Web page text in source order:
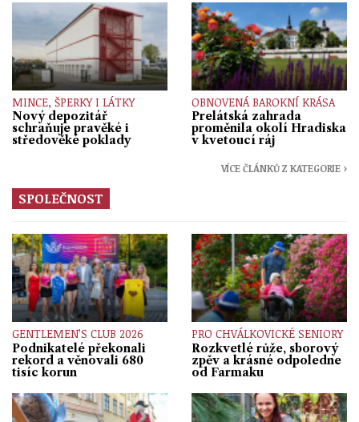
MINCE, ŠPERKY I LÁTKY
Nový depozitář
schraňuje pravěké i
středověké poklady
OBNOVENÁ BAROKNÍ KRÁSA
Prelátská zahrada
proměnila okolí Hradiska
v kvetoucí ráj
VÍCE ČLÁNKŮ Z KATEGORIE ›
SPOLEČNOST
GENTLEMEN’S CLUB 2026
Podnikatelé překonali
rekord a věnovali 680
tisíc korun
PRO CHVÁLKOVICKÉ SENIORY
Rozkvetlé růže, sborový
zpěv a krásné odpoledne
od Farmaku